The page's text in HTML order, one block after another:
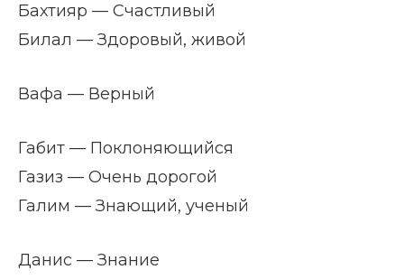
Бахтияр — Счастливый
Билал — Здоровый, живой
Вафа — Верный
Габит — Поклоняющийся
Газиз — Очень дорогой
Галим — Знающий, ученый
Данис — Знание